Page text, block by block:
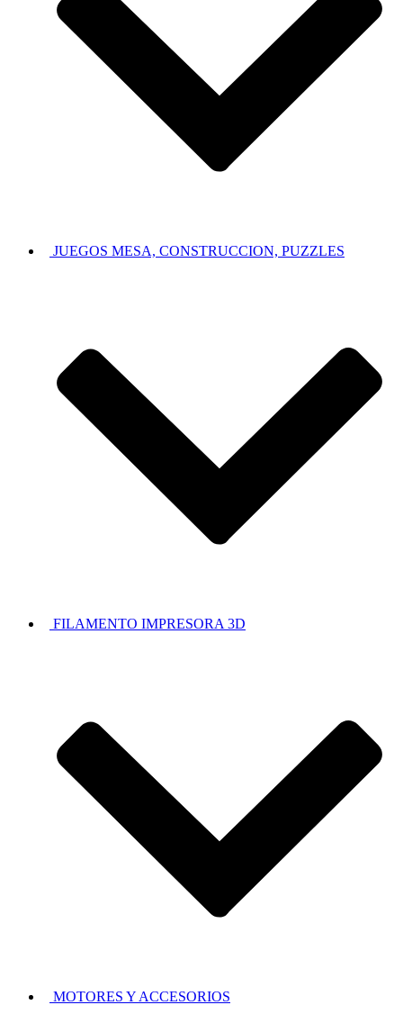
JUEGOS MESA, CONSTRUCCION, PUZZLES
FILAMENTO IMPRESORA 3D
MOTORES Y ACCESORIOS